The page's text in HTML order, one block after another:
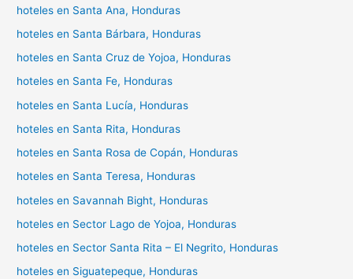
hoteles en Santa Ana, Honduras
hoteles en Santa Bárbara, Honduras
hoteles en Santa Cruz de Yojoa, Honduras
hoteles en Santa Fe, Honduras
hoteles en Santa Lucía, Honduras
hoteles en Santa Rita, Honduras
hoteles en Santa Rosa de Copán, Honduras
hoteles en Santa Teresa, Honduras
hoteles en Savannah Bight, Honduras
hoteles en Sector Lago de Yojoa, Honduras
hoteles en Sector Santa Rita – El Negrito, Honduras
hoteles en Siguatepeque, Honduras